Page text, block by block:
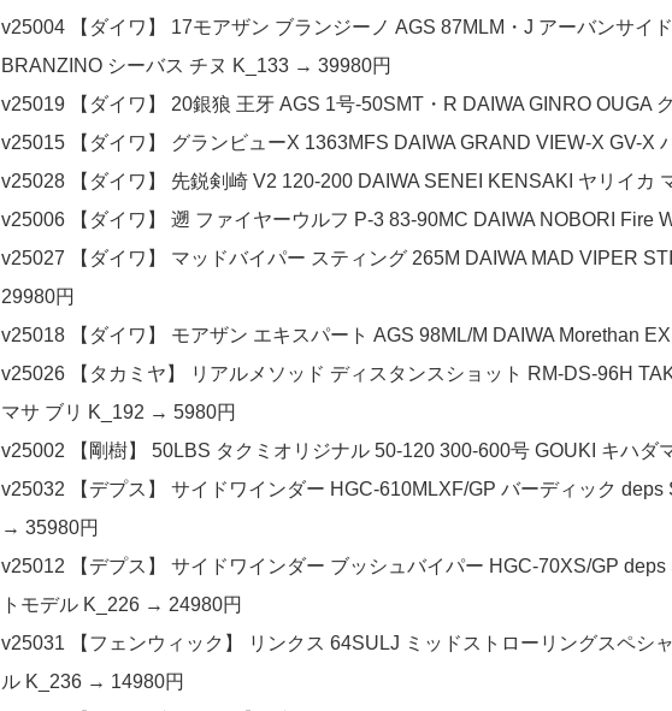
v25004 【ダイワ】 17モアザン ブランジーノ AGS 87MLM・J アーバンサイ
BRANZINO シーバス チヌ K_133 → 39980円
v25019 【ダイワ】 20銀狼 王牙 AGS 1号-50SMT・R DAIWA GINRO OUGA
v25015 【ダイワ】 グランビューX 1363MFS DAIWA GRAND VIEW-X GV-X
v25028 【ダイワ】 先鋭剣崎 V2 120-200 DAIWA SENEI KENSAKI ヤリイカ
v25006 【ダイワ】 遡 ファイヤーウルフ P-3 83-90MC DAIWA NOBORI Fire
v25027 【ダイワ】 マッドバイパー スティング 265M DAIWA MAD VIPER
29980円
v25018 【ダイワ】 モアザン エキスパート AGS 98ML/M DAIWA Morethan
v25026 【タカミヤ】 リアルメソッド ディスタンスショット RM-DS-96H
マサ ブリ K_192 → 5980円
v25002 【剛樹】 50LBS タクミオリジナル 50-120 300-600号 GOUKI キハ
v25032 【デプス】 サイドワインダー HGC-610MLXF/GP バーディック
→ 35980円
v25012 【デプス】 サイドワインダー ブッシュバイパー HGC-70XS/GP
トモデル K_226 → 24980円
v25031 【フェンウィック】 リンクス 64SULJ ミッドストローリングスペシ
ル K_236 → 14980円